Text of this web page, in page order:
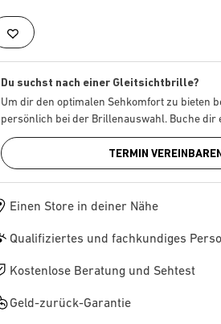
Du suchst nach einer Gleitsichtbrille?
Um dir den optimalen Sehkomfort zu bieten
persönlich bei der Brillenauswahl. Buche dir
TERMIN
Einen Store in deiner Nähe
Qualifiziertes und fachkundiges
Kostenlose Beratung und Sehtest
Geld-zurück-Garantie